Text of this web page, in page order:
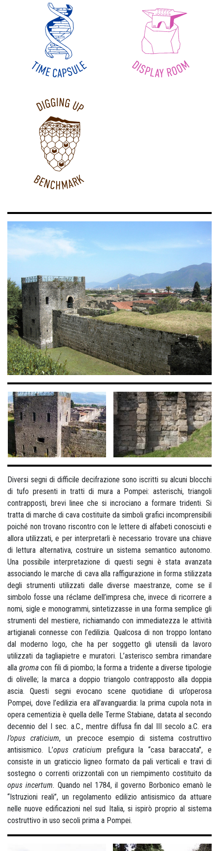
Diversi segni di difficile decifrazione sono iscritti su alcuni blocchi
di tufo presenti in tratti di mura a Pompei: asterischi, triangoli
contrapposti, brevi linee che si incrociano a formare tridenti. Si
tratta di marche di cava costituite da simboli grafici incomprensibili
poiché non trovano riscontro con le lettere di alfabeti conosciuti e
allora utilizzati, e per interpretarli è necessario trovare una chiave
di lettura alternativa, costruire un sistema semantico autonomo.
Una possibile interpretazione di questi segni è stata avanzata
associando le marche di cava alla raffigurazione in forma stilizzata
degli strumenti utilizzati dalle diverse maestranze, come se il
simbolo fosse una réclame dell’impresa che, invece di ricorrere a
nomi, sigle e monogrammi, sintetizzasse in una forma semplice gli
strumenti del mestiere, richiamando con immediatezza le attività
artigianali connesse con l’edilizia. Qualcosa di non troppo lontano
dal moderno logo, che ha per soggetto gli utensili da lavoro
utilizzati da tagliapietre e muratori. L’asterisco sembra rimandare
allagromacon fili di piombo; la forma a tridente a diverse tipologie
di olivelle; la marca a doppio triangolo contrapposto alla doppia
ascia. Questi segni evocano scene quotidiane di un’operosa
Pompei, dove l’edilizia era all’avanguardia: la prima cupola nota in
opera cementizia è quella delle Terme Stabiane, datata al secondo
decennio del I sec. a.C., mentre diffusa fin dal III secolo a.C. era
l’opus craticium, un precoce esempio di sistema costruttivo
antisismico. L’opus craticium prefigura la “casa baraccata”, e
consiste in un graticcio ligneo formato da pali verticali e travi di
sostegno o correnti orizzontali con un riempimento costituito da
opus incertum. Quando nel 1784, il governo Borbonico emanò le
“Istruzioni reali”, un regolamento edilizio antisismico da attuare
nelle nuove edificazioni nel sud Italia, si ispirò proprio al sistema
costruttivo in uso secoli prima a Pompei.